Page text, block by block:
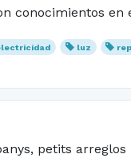
conocimientos
luz
petits